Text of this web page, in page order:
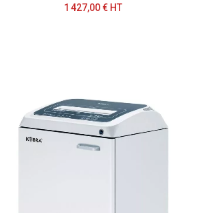
1 427,00 € HT